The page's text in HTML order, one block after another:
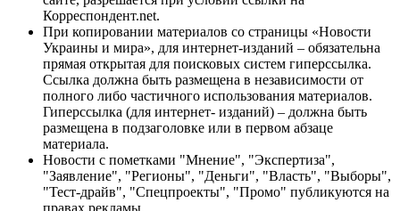
Корреспондент.net.
При копировании материалов со страницы «Новости
Украины и мира», для интернет-изданий – обязательна
прямая открытая для поисковых систем гиперссылка.
Ссылка должна быть размещена в независимости от
полного либо частичного использования материалов.
Гиперссылка (для интернет- изданий) – должна быть
размещена в подзаголовке или в первом абзаце
материала.
Новости с пометками "Мнение", "Экспертиза",
"Заявление", "Регионы", "Деньги", "Власть", "Выборы",
"Тест-драйв", "Спецпроекты", "Промо" публикуются на
правах рекламы.